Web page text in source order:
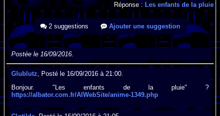
Réponse : Les enfants de la pluie
2 suggestions Ajouter une suggestion
Postée le 16/09/2016.
Glublutz, Posté le 16/09/2016 à 21:00.
Bonjour. "Les enfants de la pluie" ?
https://albator.com.fr/AlWebSite/anime-1349.php